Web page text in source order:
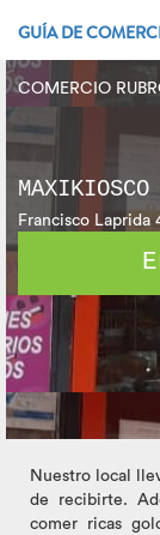
GUÍA DE
COMERCIO
Francisco Laprida
Nuestro local
de recibirte.
comer ricas